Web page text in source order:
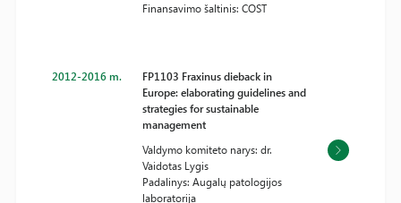
Finansavimo šaltinis: COST
2012-2016 m.
FP1103 Fraxinus dieback in
Europe: elaborating guidelines and
strategies for sustainable
management
Valdymo komiteto narys: dr.
Vaidotas Lygis
Padalinys: Augalų patologijos
laboratorija